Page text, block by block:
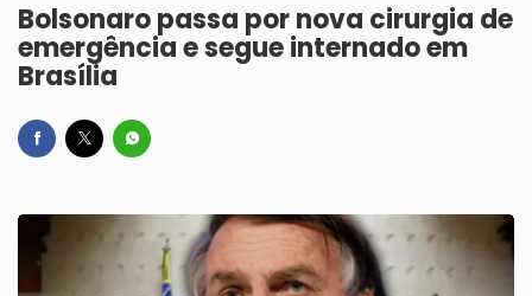
Bolsonaro passa por nova cirurgia de
emergência e segue internado em
Brasília